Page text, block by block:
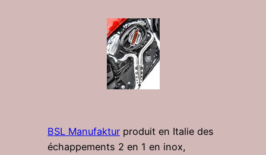
BSL Manufaktur produit en Italie des
échappements 2 en 1 en inox,